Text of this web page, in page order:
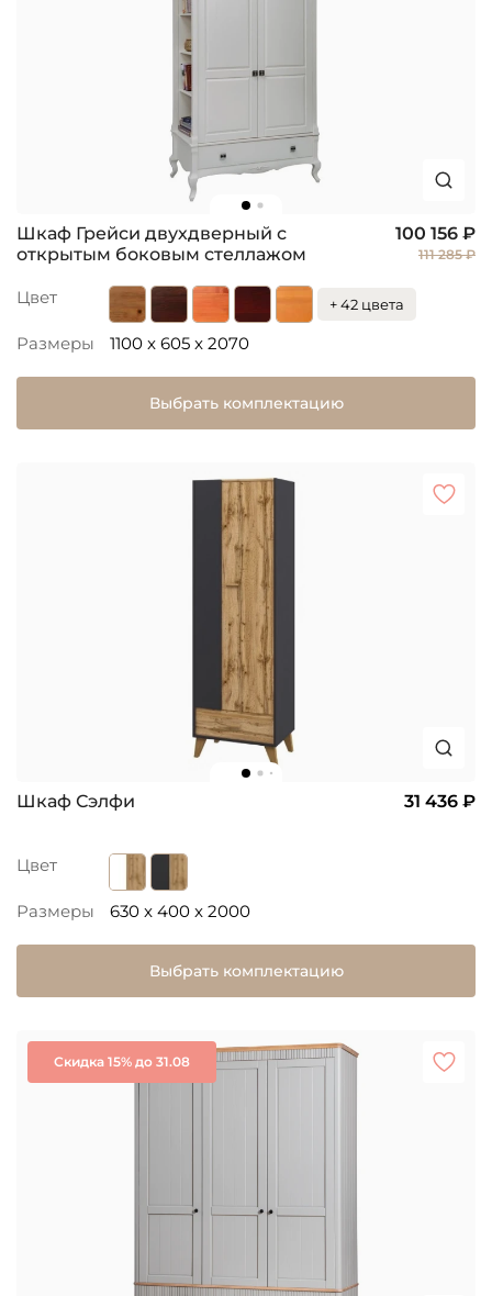
Шкаф Грейси двухдверный с
открытым боковым стеллажом
100 156 ₽
111 285 ₽
Цвет + 42 цвета
Размеры 1100 x 605 x 2070
Выбрать комплектацию
Шкаф Сэлфи 31 436 ₽
Цвет
Размеры 630 x 400 x 2000
Выбрать комплектацию
Скидка 15% до 31.08